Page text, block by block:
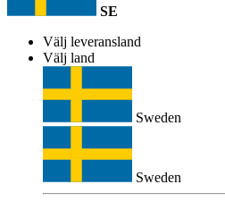
SE
Välj leveransland
Välj land
Sweden
Sweden